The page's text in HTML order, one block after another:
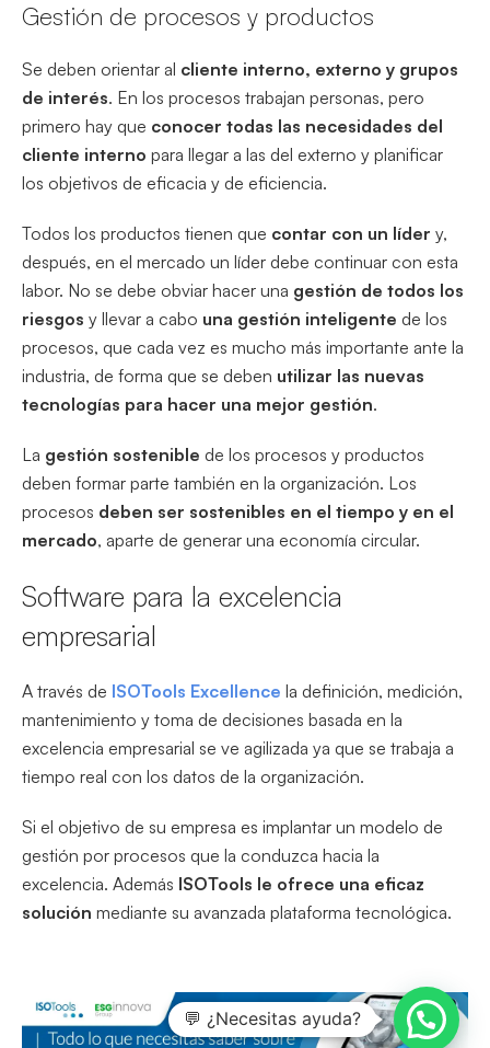
Gestión de procesos y productos
Se deben orientar al cliente interno, externo y grupos
de interés. En los procesos trabajan personas, pero
primero hay que conocer todas las necesidades del
cliente interno para llegar a las del externo y planificar
los objetivos de eficacia y de eficiencia.
Todos los productos tienen que contar con un líder y,
después, en el mercado un líder debe continuar con esta
labor. No se debe obviar hacer una gestión de todos los
riesgos y llevar a cabo una gestión inteligente de los
procesos, que cada vez es mucho más importante ante la
industria, de forma que se deben utilizar las nuevas
tecnologías para hacer una mejor gestión.
La gestión sostenible de los procesos y productos
deben formar parte también en la organización. Los
procesos deben ser sostenibles en el tiempo y en el
mercado, aparte de generar una economía circular.
Software para la excelencia
empresarial
A través de ISOTools Excellence la definición, medición,
mantenimiento y toma de decisiones basada en la
excelencia empresarial se ve agilizada ya que se trabaja a
tiempo real con los datos de la organización.
Si el objetivo de su empresa es implantar un modelo de
gestión por procesos que la conduzca hacia la
excelencia. Además ISOTools le ofrece una eficaz
solución mediante su avanzada plataforma tecnológica.
💬 ¿Necesitas ayuda?